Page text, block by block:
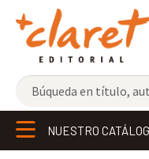
NOVEDADES
LOS MÁS
NUESTRO